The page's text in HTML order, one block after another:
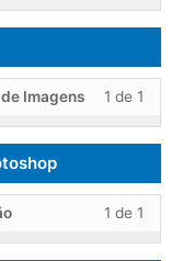
within
PDI.
neste
curso
do
1 de 1
Imagens
within
Você
neste
curso
1 de 1Você